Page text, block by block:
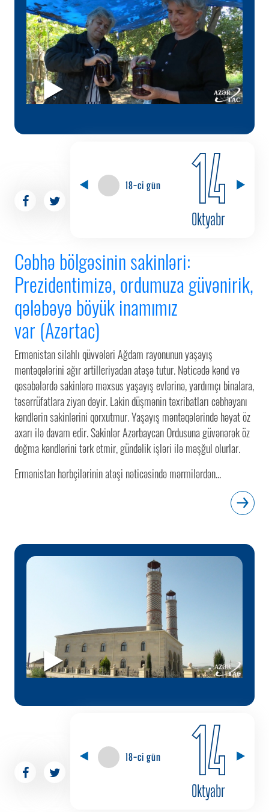
18-ci gün 14
Oktyabr
Cəbhə bölgəsinin sakinləri:
Prezidentimizə, ordumuza güvənirik,
qələbəyə böyük inamımız
var (Azərtac)
Ermənistan silahlı qüvvələri Ağdam rayonunun yaşayış
məntəqələrini ağır artilleriyadan atəşə tutur. Nəticədə kənd və
qəsəbələrdə sakinlərə məxsus yaşayış evlərinə, yardımçı binalara,
təsərrüfatlara ziyan dəyir. Lakin düşmənin təxribatları cəbhəyanı
kəndlərin sakinlərini qorxutmur. Yaşayış məntəqələrində həyat öz
axarı ilə davam edir. Sakinlər Azərbaycan Ordusuna güvənərək öz
doğma kəndlərini tərk etmir, gündəlik işləri ilə məşğul olurlar.
Ermənistan hərbçilərinin atəşi nəticəsində mərmilərdən...
18-ci gün 14
Oktyabr